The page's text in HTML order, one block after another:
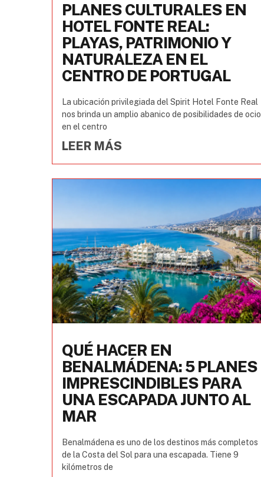
PLANES CULTURALES EN
HOTEL FONTE REAL:
PLAYAS, PATRIMONIO Y
NATURALEZA EN EL
CENTRO DE PORTUGAL
La ubicación privilegiada del Spirit Hotel Fonte Real
nos brinda un amplio abanico de posibilidades de ocio
en el centro
LEER MÁS
QUÉ HACER EN
BENALMÁDENA: 5 PLANES
IMPRESCINDIBLES PARA
UNA ESCAPADA JUNTO AL
MAR
Benalmádena es uno de los destinos más completos
de la Costa del Sol para una escapada. Tiene 9
kilómetros de